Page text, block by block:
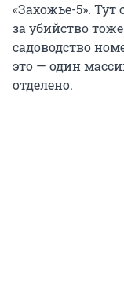
«Захожье-5».
за убийство
садоводство
это — один
отделено.